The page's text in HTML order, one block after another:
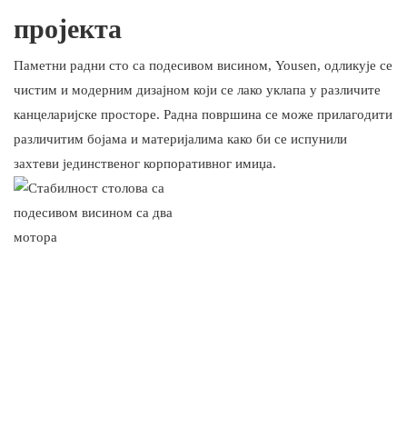
пројекта
Паметни радни сто са подесивом висином, Yousen, одликује се
чистим и модерним дизајном који се лако уклапа у различите
канцеларијске просторе. Радна површина се може прилагодити
различитим бојама и материјалима како би се испунили
захтеви јединственог корпоративног имиџа.